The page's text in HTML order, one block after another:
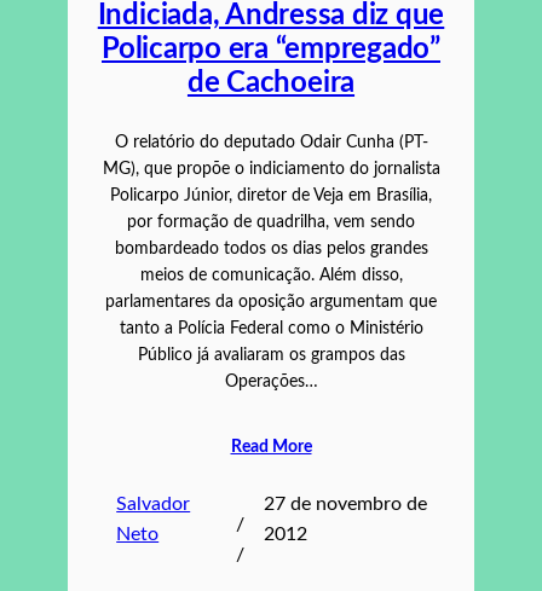
Indiciada, Andressa diz que
Policarpo era “empregado”
de Cachoeira
O relatório do deputado Odair Cunha (PT-
MG), que propõe o indiciamento do jornalista
Policarpo Júnior, diretor de Veja em Brasília,
por formação de quadrilha, vem sendo
bombardeado todos os dias pelos grandes
meios de comunicação. Além disso,
parlamentares da oposição argumentam que
tanto a Polícia Federal como o Ministério
Público já avaliaram os grampos das
Operações…
Read More
Salvador
Neto
/
/
27 de novembro de
2012